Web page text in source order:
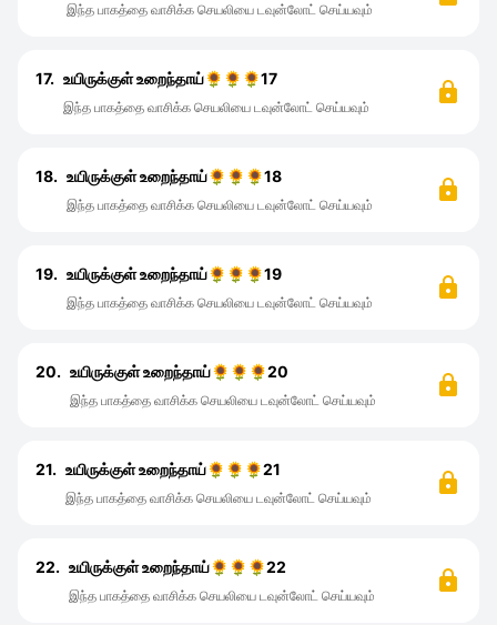
இந்த பாகத்தை வாசிக்க செயலியை டவுன்லோட் செய்யவும்
17. உயிருக்குள் உறைந்தாய்🌻🌻🌻17
இந்த பாகத்தை வாசிக்க செயலியை டவுன்லோட் செய்யவும்
18. உயிருக்குள் உறைந்தாய்🌻🌻🌻18
இந்த பாகத்தை வாசிக்க செயலியை டவுன்லோட் செய்யவும்
19. உயிருக்குள் உறைந்தாய்🌻🌻🌻19
இந்த பாகத்தை வாசிக்க செயலியை டவுன்லோட் செய்யவும்
20. உயிருக்குள் உறைந்தாய்🌻🌻🌻20
இந்த பாகத்தை வாசிக்க செயலியை டவுன்லோட் செய்யவும்
21. உயிருக்குள் உறைந்தாய்🌻🌻🌻21
இந்த பாகத்தை வாசிக்க செயலியை டவுன்லோட் செய்யவும்
22. உயிருக்குள் உறைந்தாய்🌻🌻🌻22
இந்த பாகத்தை வாசிக்க செயலியை டவுன்லோட் செய்யவும்